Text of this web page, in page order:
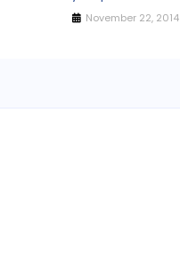
November 22, 2014